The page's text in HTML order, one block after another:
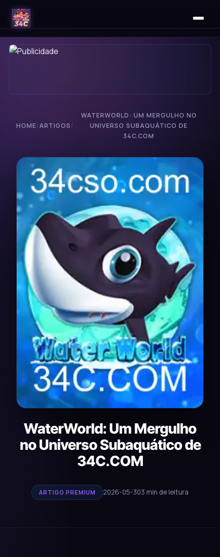
HOME/ARTIGOS/
WATERWORLD: UM MERGULHO NO
UNIVERSO SUBAQUÁTICO DE
34C.COM
WaterWorld: Um Mergulho
no Universo Subaquático de
34C.COM
ARTIGO PREMIUM 2026-05-303 min de leitura